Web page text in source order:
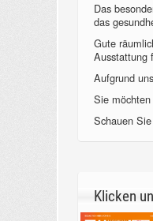
Das
das
Gute
Ausstattung
Aufgrund
Sie
Schauen
Klicken